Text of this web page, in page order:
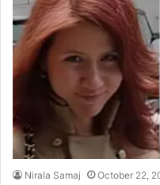
Nirala Samaj October 22,